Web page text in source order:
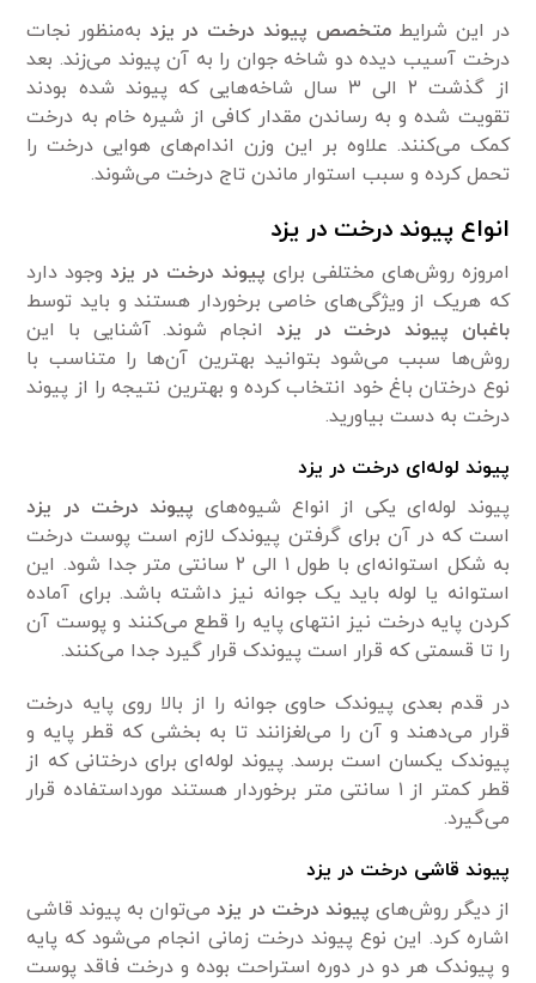
در این شرایطمتخصص پیوند درخت در یزد به‌منظور نجات
درخت آسیب دیده دو شاخه جوان را به آن پیوند می‌زند. بعد
از گذشت ۲ الی ۳ سال شاخه‌هایی که پیوند شده بودند
تقویت شده و به رساندن مقدار کافی از شیره خام به درخت
کمک می‌کنند. علاوه بر این وزن اندام‌های هوایی درخت را
تحمل کرده و سبب استوار ماندن تاج درخت می‌شوند.
انواع پیوند درخت در یزد
امروزه روش‌های مختلفی برای پیوند درخت در یزد وجود دارد
که هریک از ویژگی‌های خاصی برخوردار هستند و باید توسط
باغبان پیوند درخت در یزد انجام شوند. آشنایی با این
روش‌ها سبب می‌شود بتوانید بهترین آن‌ها را متناسب با
نوع درختان باغ خود انتخاب کرده و بهترین نتیجه را از پیوند
درخت به دست بیاورید.
پیوند لوله‌ای درخت در یزد
پیوند لوله‌ای یکی از انواع شیوه‌های پیوند درخت در یزد
است که در آن برای گرفتن پیوندک لازم است پوست درخت
به شکل استوانه‌ای با طول ۱ الی ۲ سانتی متر جدا شود. این
استوانه یا لوله باید یک جوانه نیز داشته باشد. برای آماده
کردن پایه درخت نیز انتهای پایه را قطع می‌کنند و پوست آن
را تا قسمتی که قرار است پیوندک قرار گیرد جدا می‌کنند.
در قدم بعدی پیوندک حاوی جوانه را از بالا روی پایه درخت
قرار می‌دهند و آن را می‌لغزانند تا به بخشی که قطر پایه و
پیوندک یکسان است برسد. پیوند لوله‌ای برای درختانی که از
قطر کمتر از ۱ سانتی متر برخوردار هستند مورداستفاده قرار
می‌گیرد.
پیوند قاشی درخت در یزد
از دیگر روش‌های پیوند درخت در یزد می‌توان به پیوند قاشی
اشاره کرد. این نوع پیوند درخت زمانی انجام می‌شود که پایه
و پیوندک هر دو در دوره استراحت بوده و درخت فاقد پوست